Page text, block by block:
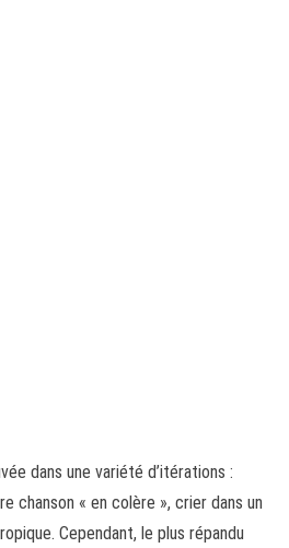
dans une variété d’itérations :
chanson « en colère », crier dans un
Cependant, le plus répandu